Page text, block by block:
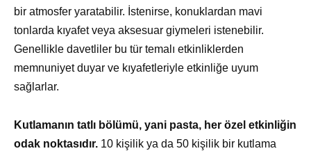
bir atmosfer yaratabilir. İstenirse, konuklardan mavi
tonlarda kıyafet veya aksesuar giymeleri istenebilir.
Genellikle davetliler bu tür temalı etkinliklerden
memnuniyet duyar ve kıyafetleriyle etkinliğe uyum
sağlarlar.
Kutlamanın tatlı bölümü, yani pasta, her özel etkinliğin
odak noktasıdır. 10 kişilik ya da 50 kişilik bir kutlama